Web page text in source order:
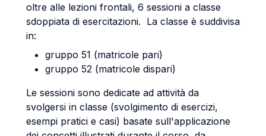
oltre alle lezioni frontali, 6 sessioni a classe
sdoppiata di esercitazioni. La classe è suddivisa
in:
gruppo 51 (matricole pari)
gruppo 52 (matricole dispari)
Le sessioni sono dedicate ad attività da
svolgersi in classe (svolgimento di esercizi,
esempi pratici e casi) basate sull'applicazione